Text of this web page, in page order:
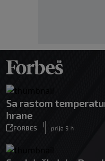
Sa rastom
hrane
FORBES
|
prije 9 h